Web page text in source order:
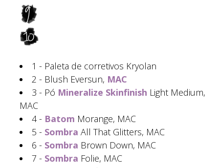
1 - Paleta de corretivos Kryolan
2 - Blush Eversun, MAC
3 - Pó Mineralize Skinfinish Light Medium,
MAC
4 - Batom Morange, MAC
5 - Sombra All That Glitters, MAC
6 - Sombra Brown Down, MAC
7 - Sombra Folie, MAC